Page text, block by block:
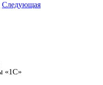
Следующая
«1С»